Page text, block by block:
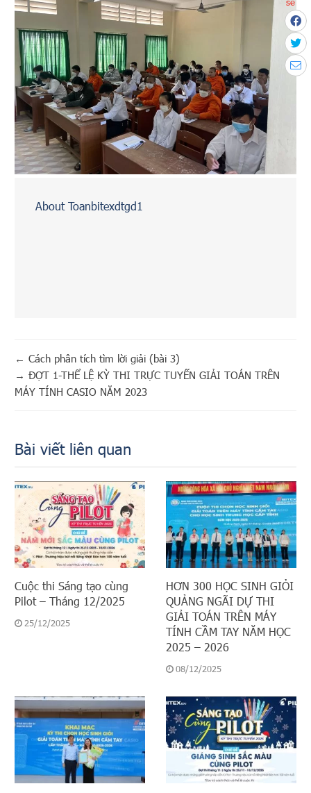
About Toanbitexdtgd1
← Cách phân tích tìm lời giải (bài 3)
→ ĐỢT 1-THỂ LỆ KỲ THI TRỰC TUYẾN GIẢI TOÁN TRÊN
MÁY TÍNH CASIO NĂM 2023
Bài viết liên quan
Cuộc thi Sáng tạo cùng
Pilot – Tháng 12/2025
25/12/2025
HƠN 300 HỌC SINH GIỎI
QUẢNG NGÃI DỰ THI
GIẢI TOÁN TRÊN MÁY
TÍNH CẦM TAY NĂM HỌC
2025 – 2026
08/12/2025